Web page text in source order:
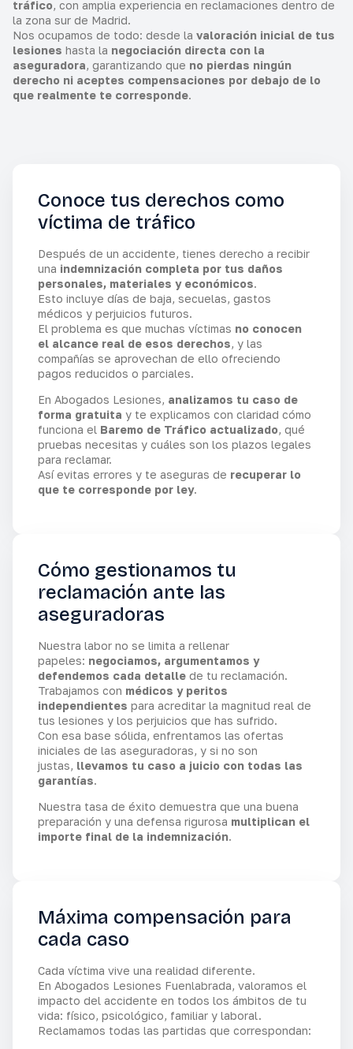
tráfico, con amplia experiencia en reclamaciones dentro de
la zona sur de Madrid.
Nos ocupamos de todo: desde la valoración inicial de tus
lesiones hasta la negociación directa con la
aseguradora, garantizando que no pierdas ningún
derecho ni aceptes compensaciones por debajo de lo
que realmente te corresponde.
Conoce tus derechos como
víctima de tráfico
Después de un accidente, tienes derecho a recibir
una indemnización completa por tus daños
personales, materiales y económicos.
Esto incluye días de baja, secuelas, gastos
médicos y perjuicios futuros.
El problema es que muchas víctimas no conocen
el alcance real de esos derechos, y las
compañías se aprovechan de ello ofreciendo
pagos reducidos o parciales.
En Abogados Lesiones, analizamos tu caso de
forma gratuita y te explicamos con claridad cómo
funciona el Baremo de Tráfico actualizado, qué
pruebas necesitas y cuáles son los plazos legales
para reclamar.
Así evitas errores y te aseguras de recuperar lo
que te corresponde por ley.
Cómo gestionamos tu
reclamación ante las
aseguradoras
Nuestra labor no se limita a rellenar
papeles: negociamos, argumentamos y
defendemos cada detalle de tu reclamación.
Trabajamos con médicos y peritos
independientes para acreditar la magnitud real de
tus lesiones y los perjuicios que has sufrido.
Con esa base sólida, enfrentamos las ofertas
iniciales de las aseguradoras, y si no son
justas, llevamos tu caso a juicio con todas las
garantías.
Nuestra tasa de éxito demuestra que una buena
preparación y una defensa rigurosa multiplican el
importe final de la indemnización.
Máxima compensación para
cada caso
Cada víctima vive una realidad diferente.
En Abogados Lesiones Fuenlabrada, valoramos el
impacto del accidente en todos los ámbitos de tu
vida: físico, psicológico, familiar y laboral.
Reclamamos todas las partidas que correspondan: